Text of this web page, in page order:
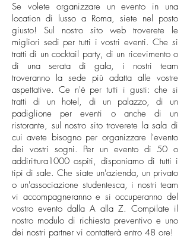
Se volete organizzare un evento in una
location di lusso a Roma, siete nel posto
giusto! Sul nostro sito web troverete le
migliori sedi per tutti i vostri eventi. Che si
tratti di un cocktail party, di un ricevimento o
di una serata di gala, i nostri team
troveranno la sede più adatta alle vostre
aspettative. Ce n'è per tutti i gusti: che si
tratti di un hotel, di un palazzo, di un
padiglione per eventi o anche di un
ristorante, sul nostro sito troverete la sala di
cui avete bisogno per organizzare l'evento
dei vostri sogni. Per un evento di 50 o
addirittura1000 ospiti, disponiamo di tutti i
tipi di sale. Che siate un'azienda, un privato
o un'associazione studentesca, i nostri team
vi accompagneranno e si occuperanno del
vostro evento dalla A alla Z. Compilate il
nostro modulo di richiesta preventivo e uno
dei nostri partner vi contatterà entro 48 ore!